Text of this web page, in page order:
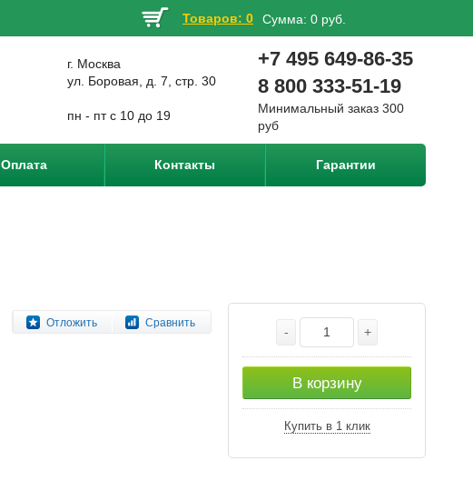
Товаров: 0 Сумма: 0 руб.
г. Москва
ул. Боровая, д. 7, стр. 30
пн - пт с 10 до 19
+7 495 649-86-35
8 800 333-51-19
Минимальный заказ 300
руб
Оплата Контакты Гарантии
Отложить Сравнить
- +
В корзину
Купить в 1 клик